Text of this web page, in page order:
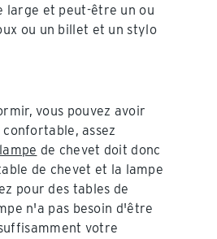
large et peut-être un ou
ou un billet et un stylo
vous pouvez avoir
assez
de chevet doit donc
de chevet et la lampe
pour des tables de
n'a pas besoin d'être
votre